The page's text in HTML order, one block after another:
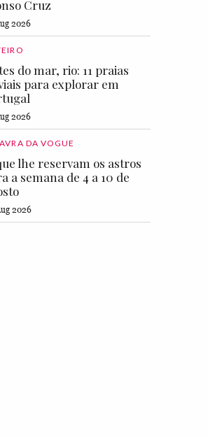
Cruz
2026
do mar, rio: 11 praias
para explorar em
2026
DA VOGUE
lhe reservam os astros
a semana de 4 a 10 de
2026